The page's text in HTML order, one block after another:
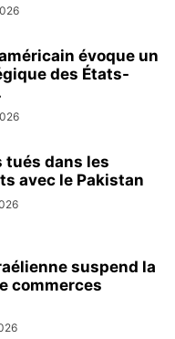
évoque un
des États-
tués dans les
avec le Pakistan
suspend la
commerces